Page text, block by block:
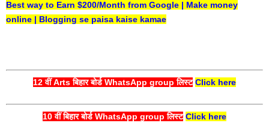
Best way to Earn $200/Month from Google | Make money
online | Blogging se paisa kaise kamae
12 वीं Arts बिहार बोर्ड WhatsApp group लिस्ट Click here
10 वीं बिहार बोर्ड WhatsApp group लिस्ट Click here